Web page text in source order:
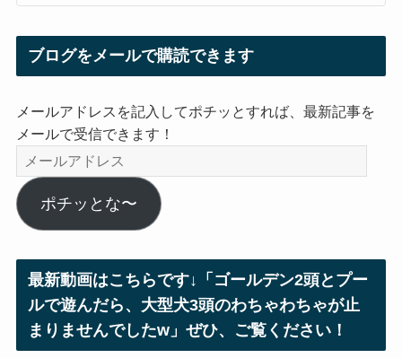
ブログをメールで購読できます
メールアドレスを記入してポチッとすれば、最新記事を
メールで受信できます！
メ
ー
ル
ア
ス
ポチッとな〜
最新動画はこちらです↓「ゴールデン2頭とプー
ルで遊んだら、大型犬3頭のわちゃわちゃが止
まりませんでしたw」ぜひ、ご覧ください！